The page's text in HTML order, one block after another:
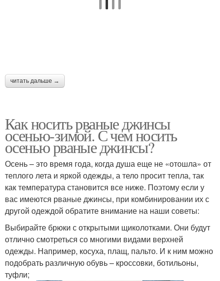
читать дальше →
Как носить рваные джинсы
осенью-зимой. С чем носить
осенью рваные джинсы?
Осень – это время года, когда душа еще не «отошла» от
теплого лета и яркой одежды, а тело просит тепла, так
как температура становится все ниже. Поэтому если у
вас имеются рваные джинсы, при комбинировании их с
другой одеждой обратите внимание на наши советы:
Выбирайте брюки с открытыми щиколотками. Они будут
отлично смотреться со многими видами верхней
одежды. Например, косуха, плащ, пальто. И к ним можно
подобрать различную обувь – кроссовки, ботильоны,
туфли;